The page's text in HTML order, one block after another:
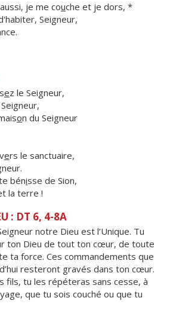
je me couche et je dors, *
Seigneur,
ez le Seigneur,
on du Seigneur
ers le sanctuaire,
bénisse de Sion,
la terre !
: DT 6, 4-8A
notre Dieu est l’Unique. Tu
ton Dieu de tout ton cœur, de toute
ta force. Ces commandements que
resteront gravés dans ton cœur.
fils, tu les répéteras sans cesse, à
que tu sois couché ou que tu